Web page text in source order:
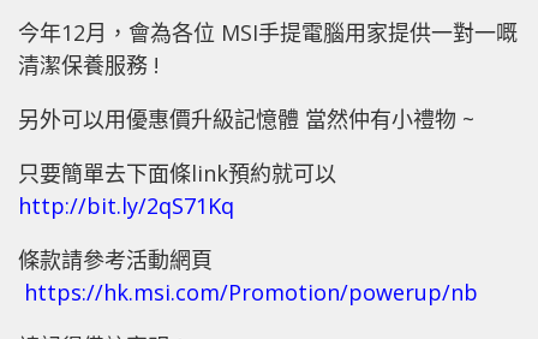
今年12月，會為各位 MSI手提電腦用家提供一對一嘅
清潔保養服務 !
另外可以用優惠價升級記憶體 當然仲有小禮物 ~
只要簡單去下面條link預約就可以
http://bit.ly/2qS71Kq
條款請參考活動網頁
https://hk.msi.com/Promotion/powerup/nb